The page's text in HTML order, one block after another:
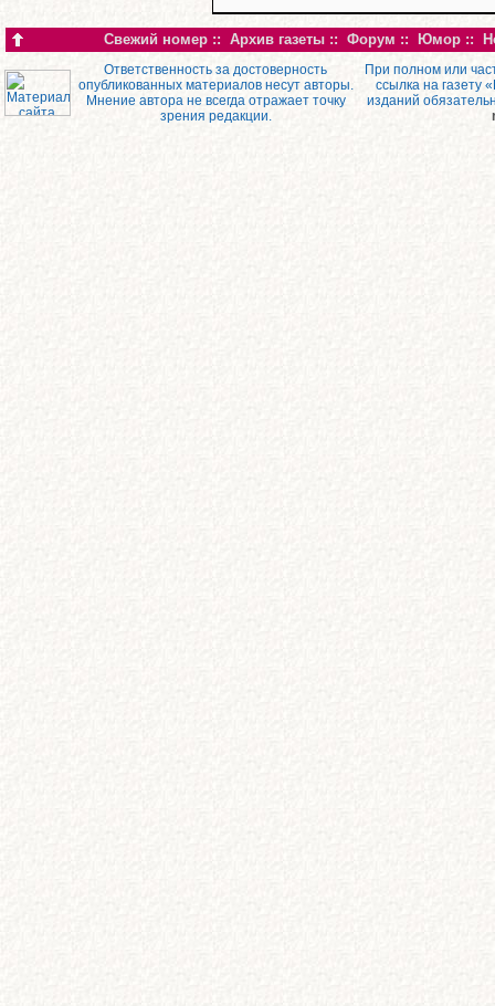
Свежий номер :: Архив газеты :: Форум :: Юмор ::
Ответственность за достоверность
опубликованных материалов несут авторы.
Мнение автора не всегда отражает точку
зрения редакции.
При полном или
ссылка на газету
изданий